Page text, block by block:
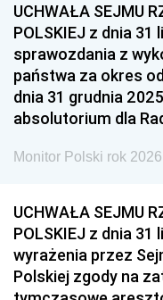
1939
1936
UCHWAŁA SEJMU
POLSKIEJ z dnia 31
sprawozdania z
państwa za okres
dnia 31 grudnia
absolutorium dla
Monitor Polski rok
UCHWAŁA SEJMU
POLSKIEJ z dnia 31
wyrażenia przez
Polskiej zgody na